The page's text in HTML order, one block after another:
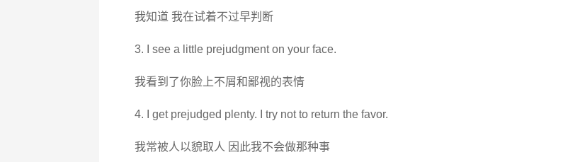
我知道 我在试着不过早判断
3. I see a little prejudgment on your face.
我看到了你脸上不屑和鄙视的表情
4. I get prejudged plenty. I try not to return the favor.
我常被人以貌取人 因此我不会做那种事